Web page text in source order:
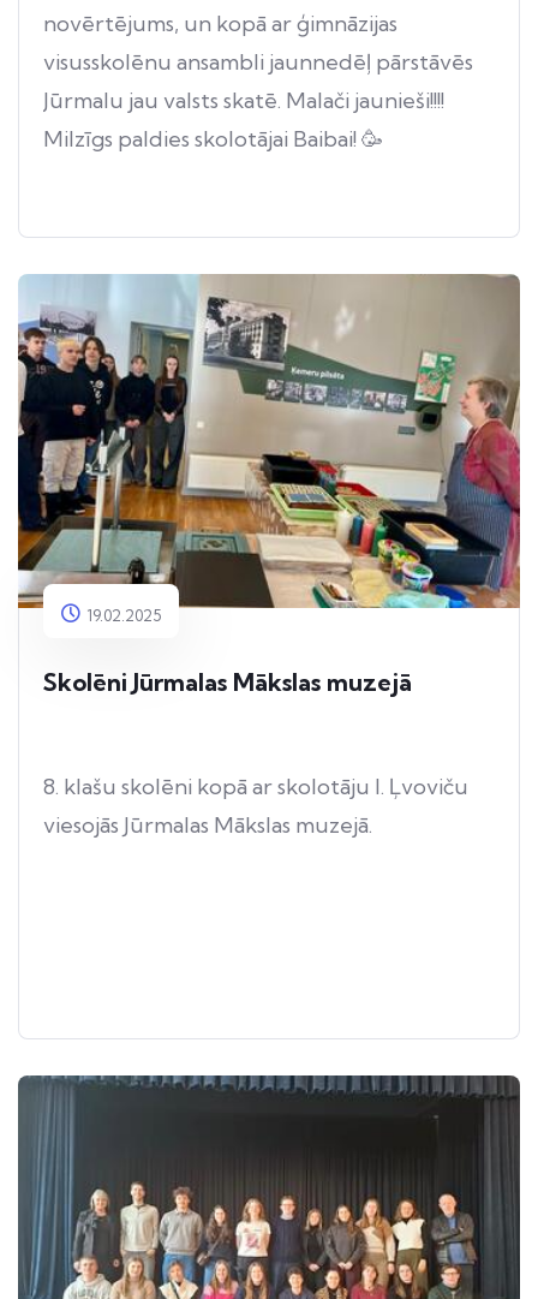
novērtējums, un kopā ar ģimnāzijas
visusskolēnu ansambli jaunnedēļ pārstāvēs
Jūrmalu jau valsts skatē. Malači jaunieši!!!!
Milzīgs paldies skolotājai Baibai! 🥳
19.02.2025
Skolēni Jūrmalas Mākslas muzejā
8. klašu skolēni kopā ar skolotāju I. Ļvoviču
viesojās Jūrmalas Mākslas muzejā.